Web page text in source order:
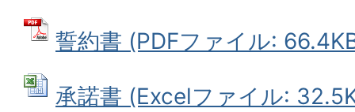
誓約書 (PDFファイル:
承諾書 (Excelファイル: